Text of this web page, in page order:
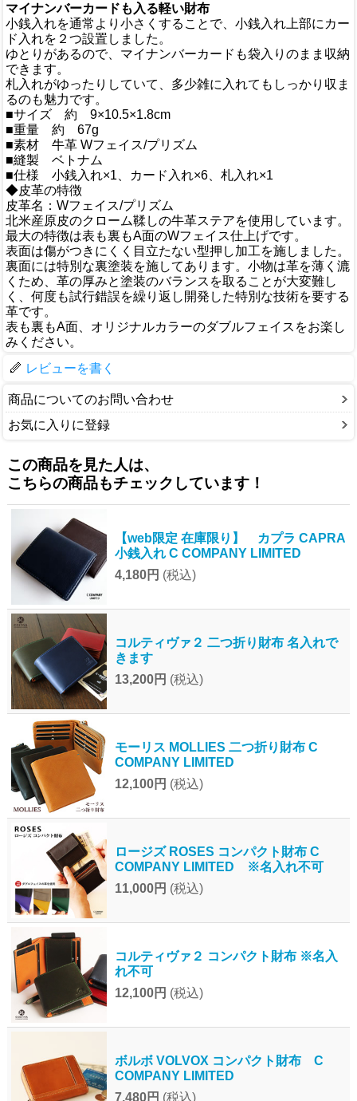
マイナンバーカードも入る軽い財布
小銭入れを通常より小さくすることで、小銭入れ上部にカー
ド入れを２つ設置しました。
ゆとりがあるので、マイナンバーカードも袋入りのまま収納
できます。
札入れがゆったりしていて、多少雑に入れてもしっかり収ま
るのも魅力です。
■サイズ 約 9×10.5×1.8cm
■重量 約 67g
■素材 牛革 Wフェイス/プリズム
■縫製 ベトナム
■仕様 小銭入れ×1、カード入れ×6、札入れ×1
◆皮革の特徴
皮革名：Wフェイス/プリズム
北米産原皮のクローム鞣しの牛革ステアを使用しています。
最大の特徴は表も裏もA面のWフェイス仕上げです。
表面は傷がつきにくく目立たない型押し加工を施しました。
裏面には特別な裏塗装を施してあります。小物は革を薄く漉
くため、革の厚みと塗装のバランスを取ることが大変難し
く、何度も試行錯誤を繰り返し開発した特別な技術を要する
革です。
表も裏もA面、オリジナルカラーのダブルフェイスをお楽し
みください。
レビューを書く
商品についてのお問い合わせ
お気に入りに登録
この商品を見た人は、
こちらの商品もチェックしています！
【web限定 在庫限り】 カプラ CAPRA
小銭入れ C COMPANY LIMITED
4,180円 (税込)
コルティヴァ２ 二つ折り財布 名入れで
きます
13,200円 (税込)
モーリス MOLLIES 二つ折り財布 C
COMPANY LIMITED
12,100円 (税込)
ロージズ ROSES コンパクト財布 C
COMPANY LIMITED ※名入れ不可
11,000円 (税込)
コルティヴァ２ コンパクト財布 ※名入
れ不可
12,100円 (税込)
ボルボ VOLVOX コンパクト財布 C
COMPANY LIMITED
7,480円 (税込)